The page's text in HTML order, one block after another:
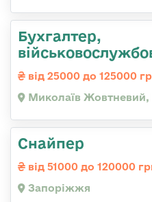
Бухгалтер,
від 25000 до 125000
Миколаїв Жовтневий,
Снайпер
від 51000 до 120000
Запоріжжя